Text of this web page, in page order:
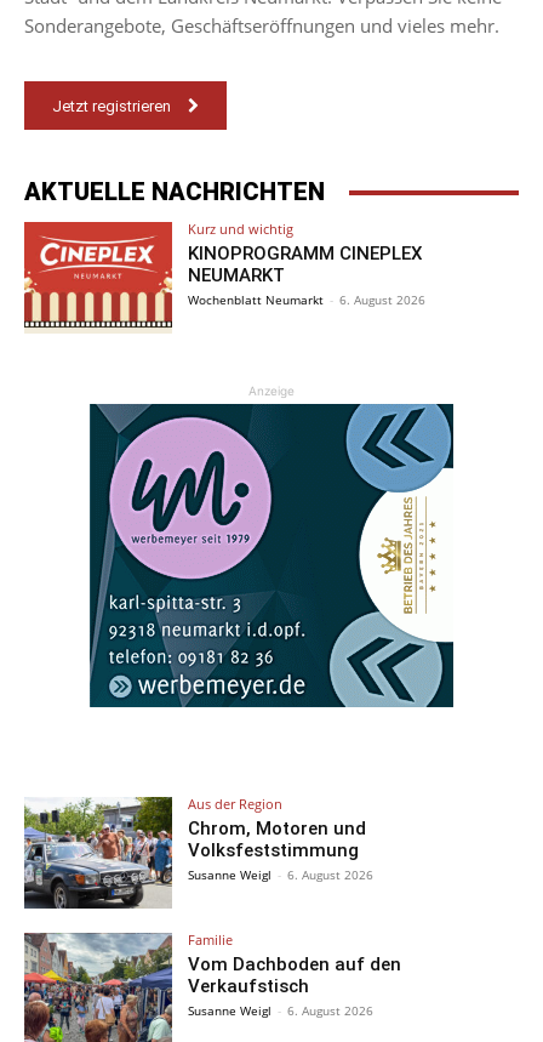
Sonderangebote, Geschäftseröffnungen und vieles mehr.
Jetzt registrieren
AKTUELLE NACHRICHTEN
Kurz und wichtig
KINOPROGRAMM CINEPLEX
NEUMARKT
Wochenblatt Neumarkt - 6. August 2026
Anzeige
Aus der Region
Chrom, Motoren und
Volksfeststimmung
Susanne Weigl - 6. August 2026
Familie
Vom Dachboden auf den
Verkaufstisch
Susanne Weigl - 6. August 2026